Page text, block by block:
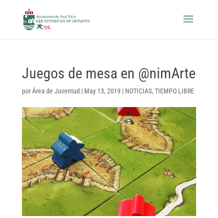
Juegos de mesa en @nimArte
porÁrea de Juventud | May 13, 2019 | NOTICIAS, TIEMPO LIBRE